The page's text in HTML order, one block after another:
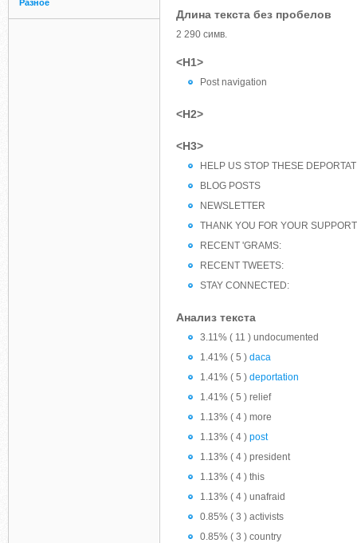
Разное
Длина текста без пробелов
2 290 симв.
<H1>
Post navigation
<H2>
<H3>
HELP US STOP THESE
BLOG POSTS
NEWSLETTER
THANK YOU FOR YOUR
RECENT 'GRAMS:
RECENT TWEETS:
STAY CONNECTED:
Анализ текста
3.11% ( 11 ) undocumented
1.41% ( 5 ) daca
1.41% ( 5 ) deportation
1.41% ( 5 ) relief
1.13% ( 4 ) more
1.13% ( 4 ) post
1.13% ( 4 ) president
1.13% ( 4 ) this
1.13% ( 4 ) unafraid
0.85% ( 3 ) activists
0.85% ( 3 ) country